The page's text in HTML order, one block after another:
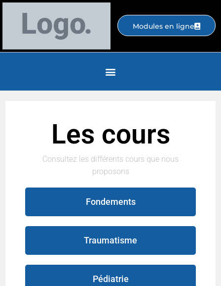
Modules en ligne
Les cours
Consultez les différents cours que nous
proposons
Fondements
Traumatisme
Pédiatrie